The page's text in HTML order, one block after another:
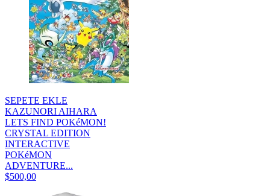
SEPETE EKLE
KAZUNORI AIHARA
LETS FIND POKéMON!
CRYSTAL EDITION
INTERACTIVE
POKéMON
ADVENTURE...
$500,00